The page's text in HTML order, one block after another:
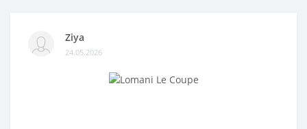
Ziya
24.05.2026